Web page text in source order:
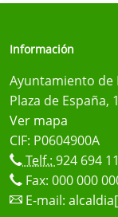
Información
Ayuntamiento de
Plaza de España,
Ver mapa
CIF: P0604900A
Telf.: 924 694
Fax: 000 000
E-mail: